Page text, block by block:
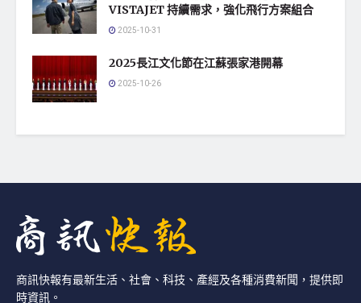
VISTAJET 持續需求，強化飛行方案組合
2025-10-31
2025長江文化節在江蘇張家港開幕
2025-10-26
商訊快報有最新生活、社會、科技、產經及各種消費新聞，提供即
時資訊。